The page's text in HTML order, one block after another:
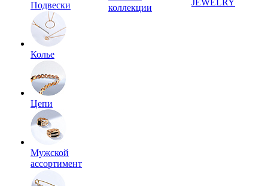
Подвески
Колье
Цепи
Мужской
ассортимент
коллекции
JEWELRY